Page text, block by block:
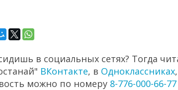
в социальных сетях? Тогда
ВКонтакте, в Одноклассниках,
можно по номеру 8-776-000-66-77